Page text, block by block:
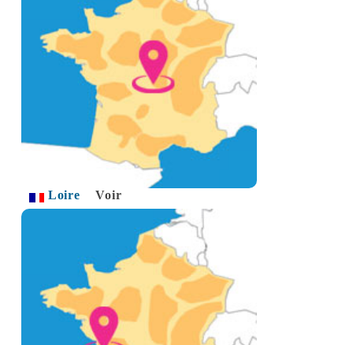
Loire Voir